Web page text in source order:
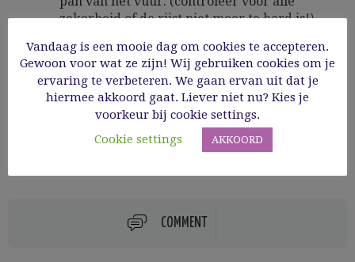
zekerheid of de rijst niet meer te hard is!)
van de boter onder de risotto, breng op
smaak met peper en eventueel zout. Plaats
een deksel op de pan en laat 2 minuten
rusten. Serveer in verwarmde borden.
COMMENT
Vandaag is een mooie dag om cookies te accepteren.
Gewoon voor wat ze zijn! Wij gebruiken cookies om je
ervaring te verbeteren. We gaan ervan uit dat je
hiermee akkoord gaat. Liever niet nu? Kies je
voorkeur bij cookie settings.
Cookie settings
AKKOORD